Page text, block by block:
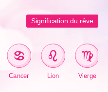
Signification du rêve
Cancer Lion Vierge